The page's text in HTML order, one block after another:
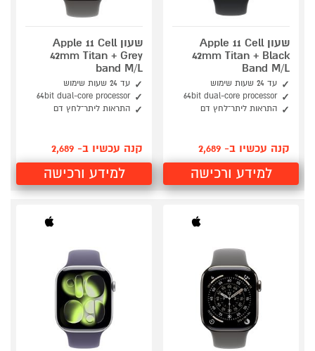
שעון Apple 11 Cell
42mm Titan + Black
Band M/L
עד 24 שעות שימוש
64bit dual-core processor
התראות ליתר־לחץ דם
קנה עכשיו ב- 2,689
למידע ורכישה
שעון Apple 11 Cell
42mm Titan + Grey
band M/L
עד 24 שעות שימוש
64bit dual-core processor
התראות ליתר־לחץ דם
קנה עכשיו ב- 2,689
למידע ורכישה